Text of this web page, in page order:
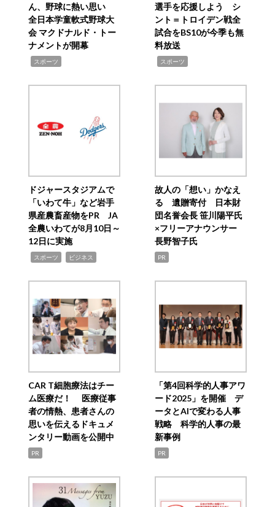
ん、野球に熱い思い
全日本学童軟式野球大
会 マクドナルド・トー
ナメントが開幕
スポーツ
選手を応援しよう シ
ント＝トロイデン戦全
試合をBS10が今季も無
料放送
スポーツ
ドジャースタジアムで
「いわて牛」など岩手
県産農畜産物をPR JA
全農いわてが8月10日～
12日に実施
スポーツ ビジネス
故人の「想い」かなえ
る 遺贈寄付 日本財
団名誉会長 笹川陽平氏
×フリーアナウンサー
長野智子氏
PR
CAR T細胞療法はチー
ム医療だ！ 医療従事
者の情熱、患者さんの
思いを伝えるドキュメ
ンタリー動画を公開中
PR
「第4回科学的人事アワ
ード2025」を開催 デ
ータとAIで変わる人事
戦略 科学的人事の最
新事例
PR